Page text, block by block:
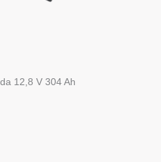
12,8 V 304 Ah